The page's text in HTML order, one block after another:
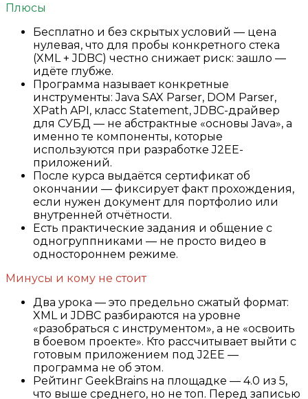
Плюсы
Бесплатно и без скрытых условий — цена
нулевая, что для пробы конкретного стека
(XML + JDBC) честно снижает риск: зашло —
идёте глубже.
Программа называет конкретные
инструменты: Java SAX Parser, DOM Parser,
XPath API, класс Statement, JDBC-драйвер
для СУБД — не абстрактные «основы Java», а
именно те компоненты, которые
используются при разработке J2EE-
приложений.
После курса выдаётся сертификат об
окончании — фиксирует факт прохождения,
если нужен документ для портфолио или
внутренней отчётности.
Есть практические задания и общение с
одногруппниками — не просто видео в
одностороннем режиме.
Минусы и кому не стоит
Два урока — это предельно сжатый формат:
XML и JDBC разбираются на уровне
«разобраться с инструментом», а не «освоить
в боевом проекте». Кто рассчитывает выйти с
готовым приложением под J2EE —
программа не об этом.
Рейтинг GeekBrains на площадке — 4.0 из 5,
что выше среднего, но не топ. Перед записью